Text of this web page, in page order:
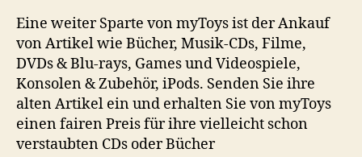
Eine weiter Sparte von myToys ist der Ankauf
von Artikel wie Bücher, Musik-CDs, Filme,
DVDs & Blu-rays, Games und Videospiele,
Konsolen & Zubehör, iPods. Senden Sie ihre
alten Artikel ein und erhalten Sie von myToys
einen fairen Preis für ihre vielleicht schon
verstaubten CDs oder Bücher